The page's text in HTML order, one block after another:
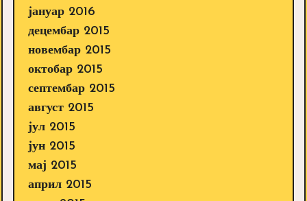
јануар 2016
децембар 2015
новембар 2015
октобар 2015
септембар 2015
август 2015
јул 2015
јун 2015
мај 2015
април 2015